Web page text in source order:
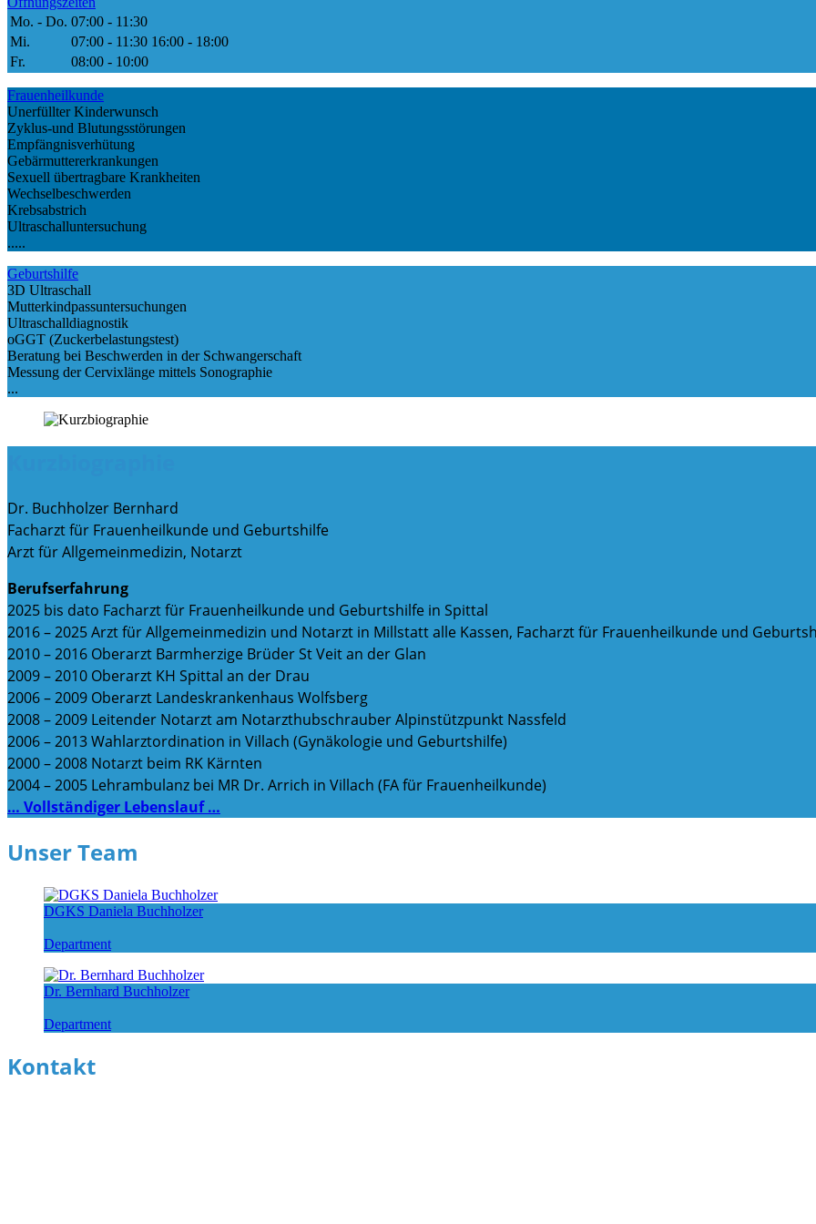
Mo. - Do. 07:00 - 11:30
Mi.
07:00 - 11:30 16:00 - 18:00
Fr.
08:00 - 10:00
Frauenheilkunde
Unerfüllter Kinderwunsch
Zyklus-und Blutungsstörungen
Empfängnisverhütung
Gebärmuttererkrankungen
Sexuell übertragbare Krankheiten
Wechselbeschwerden
Krebsabstrich
Ultraschalluntersuchung
.....
Geburtshilfe
3D Ultraschall
Mutterkindpassuntersuchungen
Ultraschalldiagnostik
oGGT (Zuckerbelastungstest)
Beratung bei Beschwerden in der Schwangerschaft
Messung der Cervixlänge mittels Sonographie
...
Dr. Buchholzer Bernhard
Facharzt für Frauenheilkunde und Geburtshilfe
Arzt für Allgemeinmedizin, Notarzt
Berufserfahrung
2025 bis dato Facharzt für Frauenheilkunde und Geburtshilfe in Spittal
2016 – 2025 Arzt für Allgemeinmedizin und Notarzt in Millstatt alle Kassen, Facharzt für Frauenheilkunde und
2010 – 2016 Oberarzt Barmherzige Brüder St Veit an der Glan
2009 – 2010 Oberarzt KH Spittal an der Drau
2006 – 2009 Oberarzt Landeskrankenhaus Wolfsberg
2008 – 2009 Leitender Notarzt am Notarzthubschrauber Alpinstützpunkt Nassfeld
2006 – 2013 Wahlarztordination in Villach (Gynäkologie und Geburtshilfe)
2000 – 2008 Notarzt beim RK Kärnten
2004 – 2005 Lehrambulanz bei MR Dr. Arrich in Villach (FA für Frauenheilkunde)
… Vollständiger Lebenslauf …
Unser Team
DGKS Daniela Buchholzer
Department
Dr. Bernhard Buchholzer
Department
Kontakt